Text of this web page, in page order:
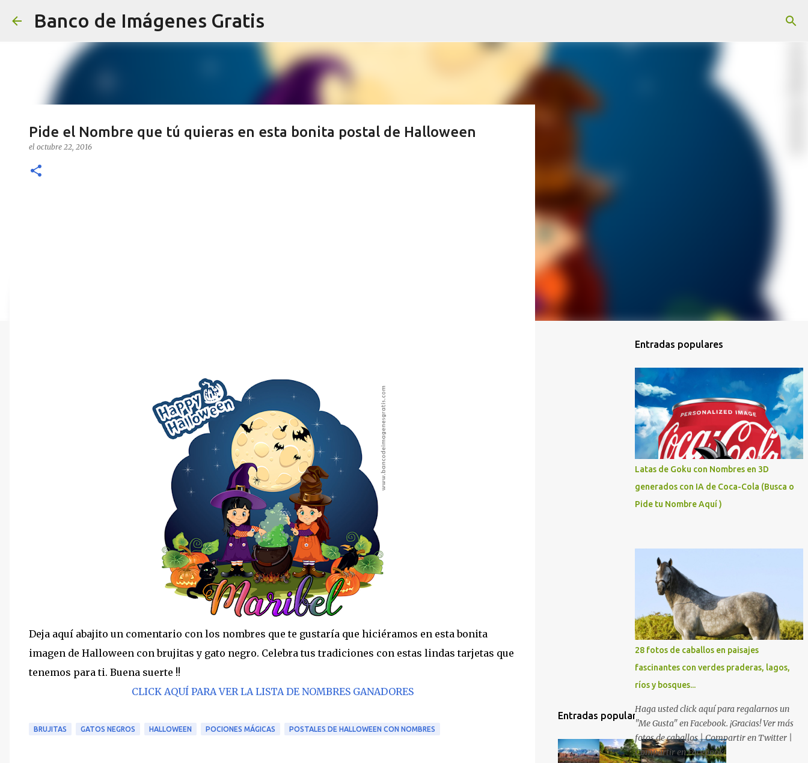
Banco de Imágenes Gratis
Pide el Nombre que tú quieras en esta bonita postal de Halloween
el octubre 22, 2016
Deja aquí abajito un comentario con los nombres que te gustaría que hiciéramos en esta bonita
imagen de Halloween con brujitas y gato negro. Celebra tus tradiciones con estas lindas tarjetas que
tenemos para ti. Buena suerte !!
CLICK AQUÍ PARA VER LA LISTA DE NOMBRES GANADORES
BRUJITAS GATOS NEGROS HALLOWEEN POCIONES MÁGICAS POSTALES DE HALLOWEEN CON NOMBRES
Entradas populares
Entradas populares
Latas de Goku con Nombres en 3D
generados con IA de Coca-Cola (Busca o
Pide tu Nombre Aquí )
28 fotos de caballos en paisajes
fascinantes con verdes praderas, lagos,
ríos y bosques...
Haga usted click aquí para regalarnos un
"Me Gusta" en Facebook. ¡Gracias! Ver más
fotos de caballos | Compartir en Twitter |
Compartir en Facebook